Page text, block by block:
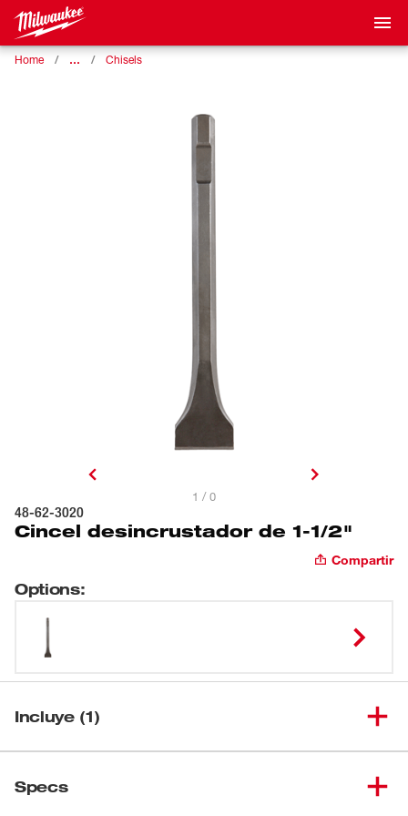
Home … Chisels
1 / 0
48-62-3020
Cincel desincrustador de 1-1/2"
Compartir
Options:
Incluye (1)
Specs